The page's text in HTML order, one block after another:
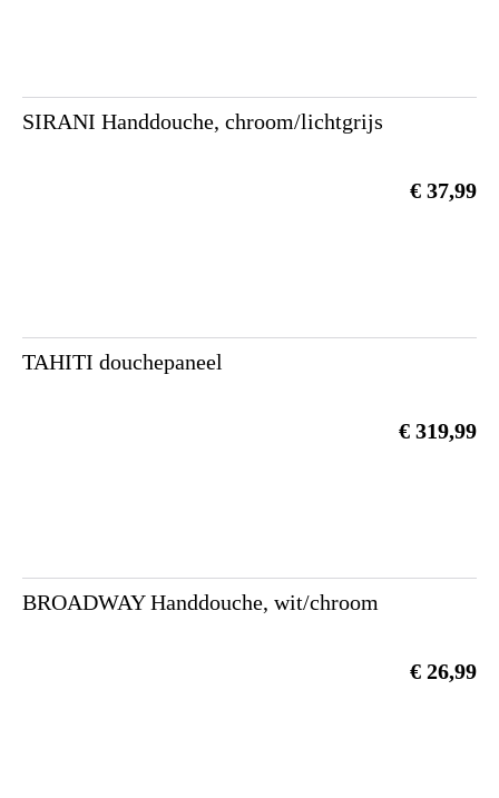
SIRANI Handdouche, chroom/lichtgrijs
€ 37,99
TAHITI douchepaneel
€ 319,99
BROADWAY Handdouche, wit/chroom
€ 26,99